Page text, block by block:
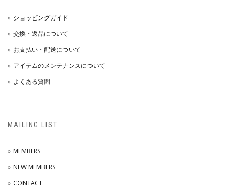
ショッピングガイド
交換・返品について
お支払い・配送について
アイテムのメンテナンスについて
よくある質問
MAILING LIST
MEMBERS
NEW MEMBERS
CONTACT